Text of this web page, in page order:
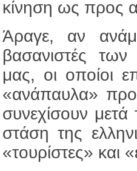
κίνηση ως προς
Άραγε, αν
βασανιστές
μας, οι οποίοι
«ανάπαυλα»
συνεχίσουν μετά
στάση της
«τουρίστες» και